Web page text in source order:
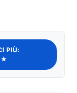
PIÙ:
★